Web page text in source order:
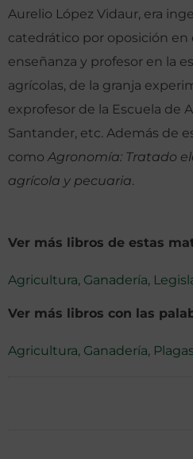
Aurelio López Vidaur, era
catedrático por oposición en
enseñanza y profesor en la
agrícolas, de la granja
exprofesor de la Escuela de
Santander, etc. Además de
comoAgronomía: Tratado
agrícola y pecuaria.
Ver más libros de estas
Agricultura, Ganadería,
Ver más libros con las
Agricultura, Ganadería, Plagas